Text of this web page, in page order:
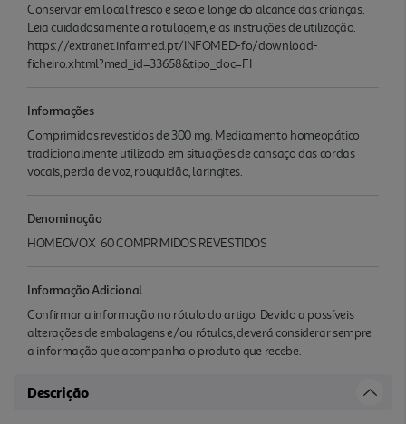
Conservar em local fresco e seco e longe do alcance das crianças.
Leia cuidadosamente a rotulagem, e as instruções de utilização.
https://extranet.infarmed.pt/INFOMED-fo/download-
ficheiro.xhtml?med_id=33658&tipo_doc=FI
Informações
Comprimidos revestidos de 300 mg. Medicamento homeopático
tradicionalmente utilizado em situações de cansaço das cordas
vocais, perda de voz, rouquidão, laringites.
Denominação
HOMEOVOX 60 COMPRIMIDOS REVESTIDOS
Informação Adicional
Confirmar a informação no rótulo do artigo. Devido a possíveis
alterações de embalagens e/ou rótulos, deverá considerar sempre
a informação que acompanha o produto que recebe.
Descrição